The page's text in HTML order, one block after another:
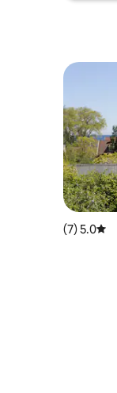
דירוג ממוצע של 5.0 מתוך 5, 7 ביקורות
5.0 (7)